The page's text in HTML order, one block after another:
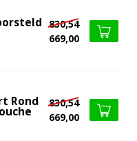
830,54
669,00
Rond
830,54
669,00